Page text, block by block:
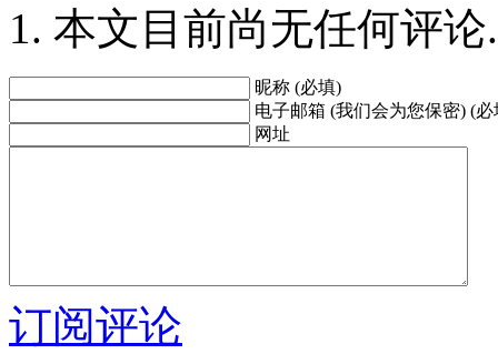
本文目前尚无任何评论.
昵称 (必填)
电子邮箱 (我们会为您保密) (必
网址
订阅评论